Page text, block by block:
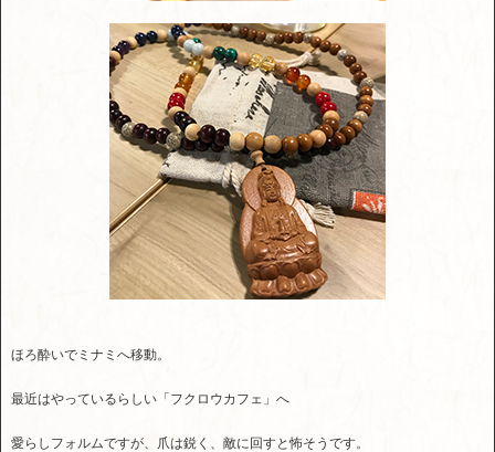
ほろ酔いでミナミへ移動。
最近はやっているらしい「フクロウカフェ」へ
愛らしフォルムですが、爪は鋭く、敵に回すと怖そうです。